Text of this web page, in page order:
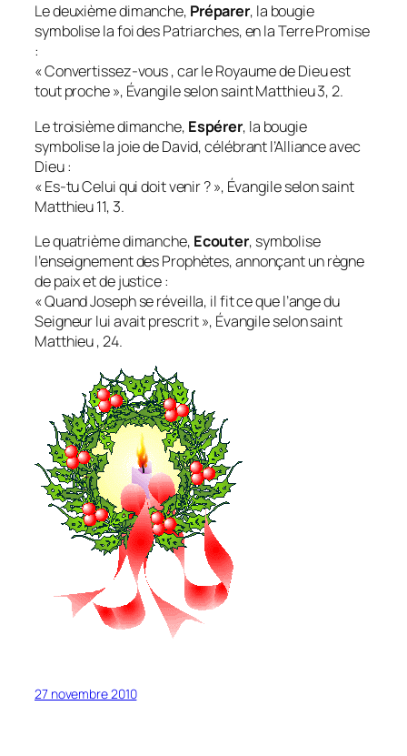
Le deuxième dimanche, Préparer, la bougie
symbolise la foi des Patriarches, en la Terre Promise
:
« Convertissez-vous , car le Royaume de Dieu est
tout proche », Évangile selon saint Matthieu 3, 2.
Le troisième dimanche, Espérer, la bougie
symbolise la joie de David, célébrant l’Alliance avec
Dieu :
« Es-tu Celui qui doit venir ? », Évangile selon saint
Matthieu 11, 3.
Le quatrième dimanche, Ecouter, symbolise
l’enseignement des Prophètes, annonçant un règne
de paix et de justice :
« Quand Joseph se réveilla, il fit ce que l’ange du
Seigneur lui avait prescrit », Évangile selon saint
Matthieu , 24.
27 novembre 2010